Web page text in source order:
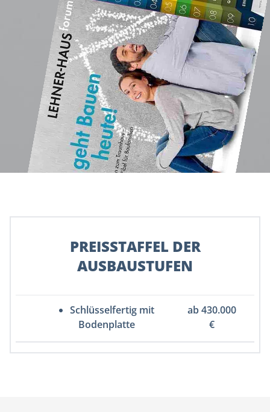
PREISSTAFFEL DER
AUSBAUSTUFEN
Schlüsselfertig mit
Bodenplatte
ab 430.000
€